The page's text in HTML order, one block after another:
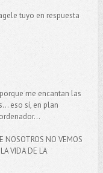
tuyo en respuesta
me encantan las
eso sí, en plan
NO VEMOS
VIDA DE LA